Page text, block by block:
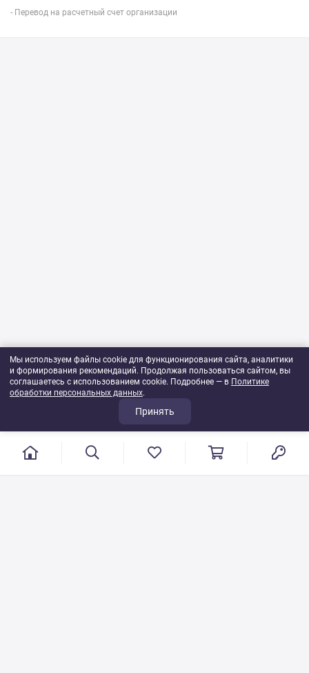
- Перевод на расчетный счет организации
Мы используем файлы cookie для функционирования сайта, аналитики
и формирования рекомендаций. Продолжая пользоваться сайтом, вы
соглашаетесь с использованием cookie. Подробнее — в Политике
обработки персональных данных.
Принять